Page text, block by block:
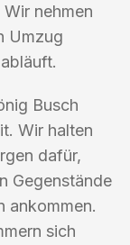
nehmen
Umzug
Busch
Wir halten
dafür,
Gegenstände
ankommen.
sich